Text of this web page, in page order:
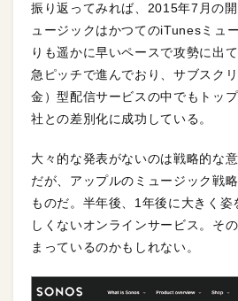
振り返ってみれば、2015年7月の
ュージックはかつてのiTunesミュ
りも遥かに早いペースで攻勢に出
急ピッチで進んでおり、サブスク
金）型配信サービスの中でもトッ
社との差別化に成功している。
大々的な発表がないのは戦略的な
だが、アップルのミュージック戦
ものだ。半年後、1年後に大きく
しくないオンラインサービス。そ
まっているのかもしれない。